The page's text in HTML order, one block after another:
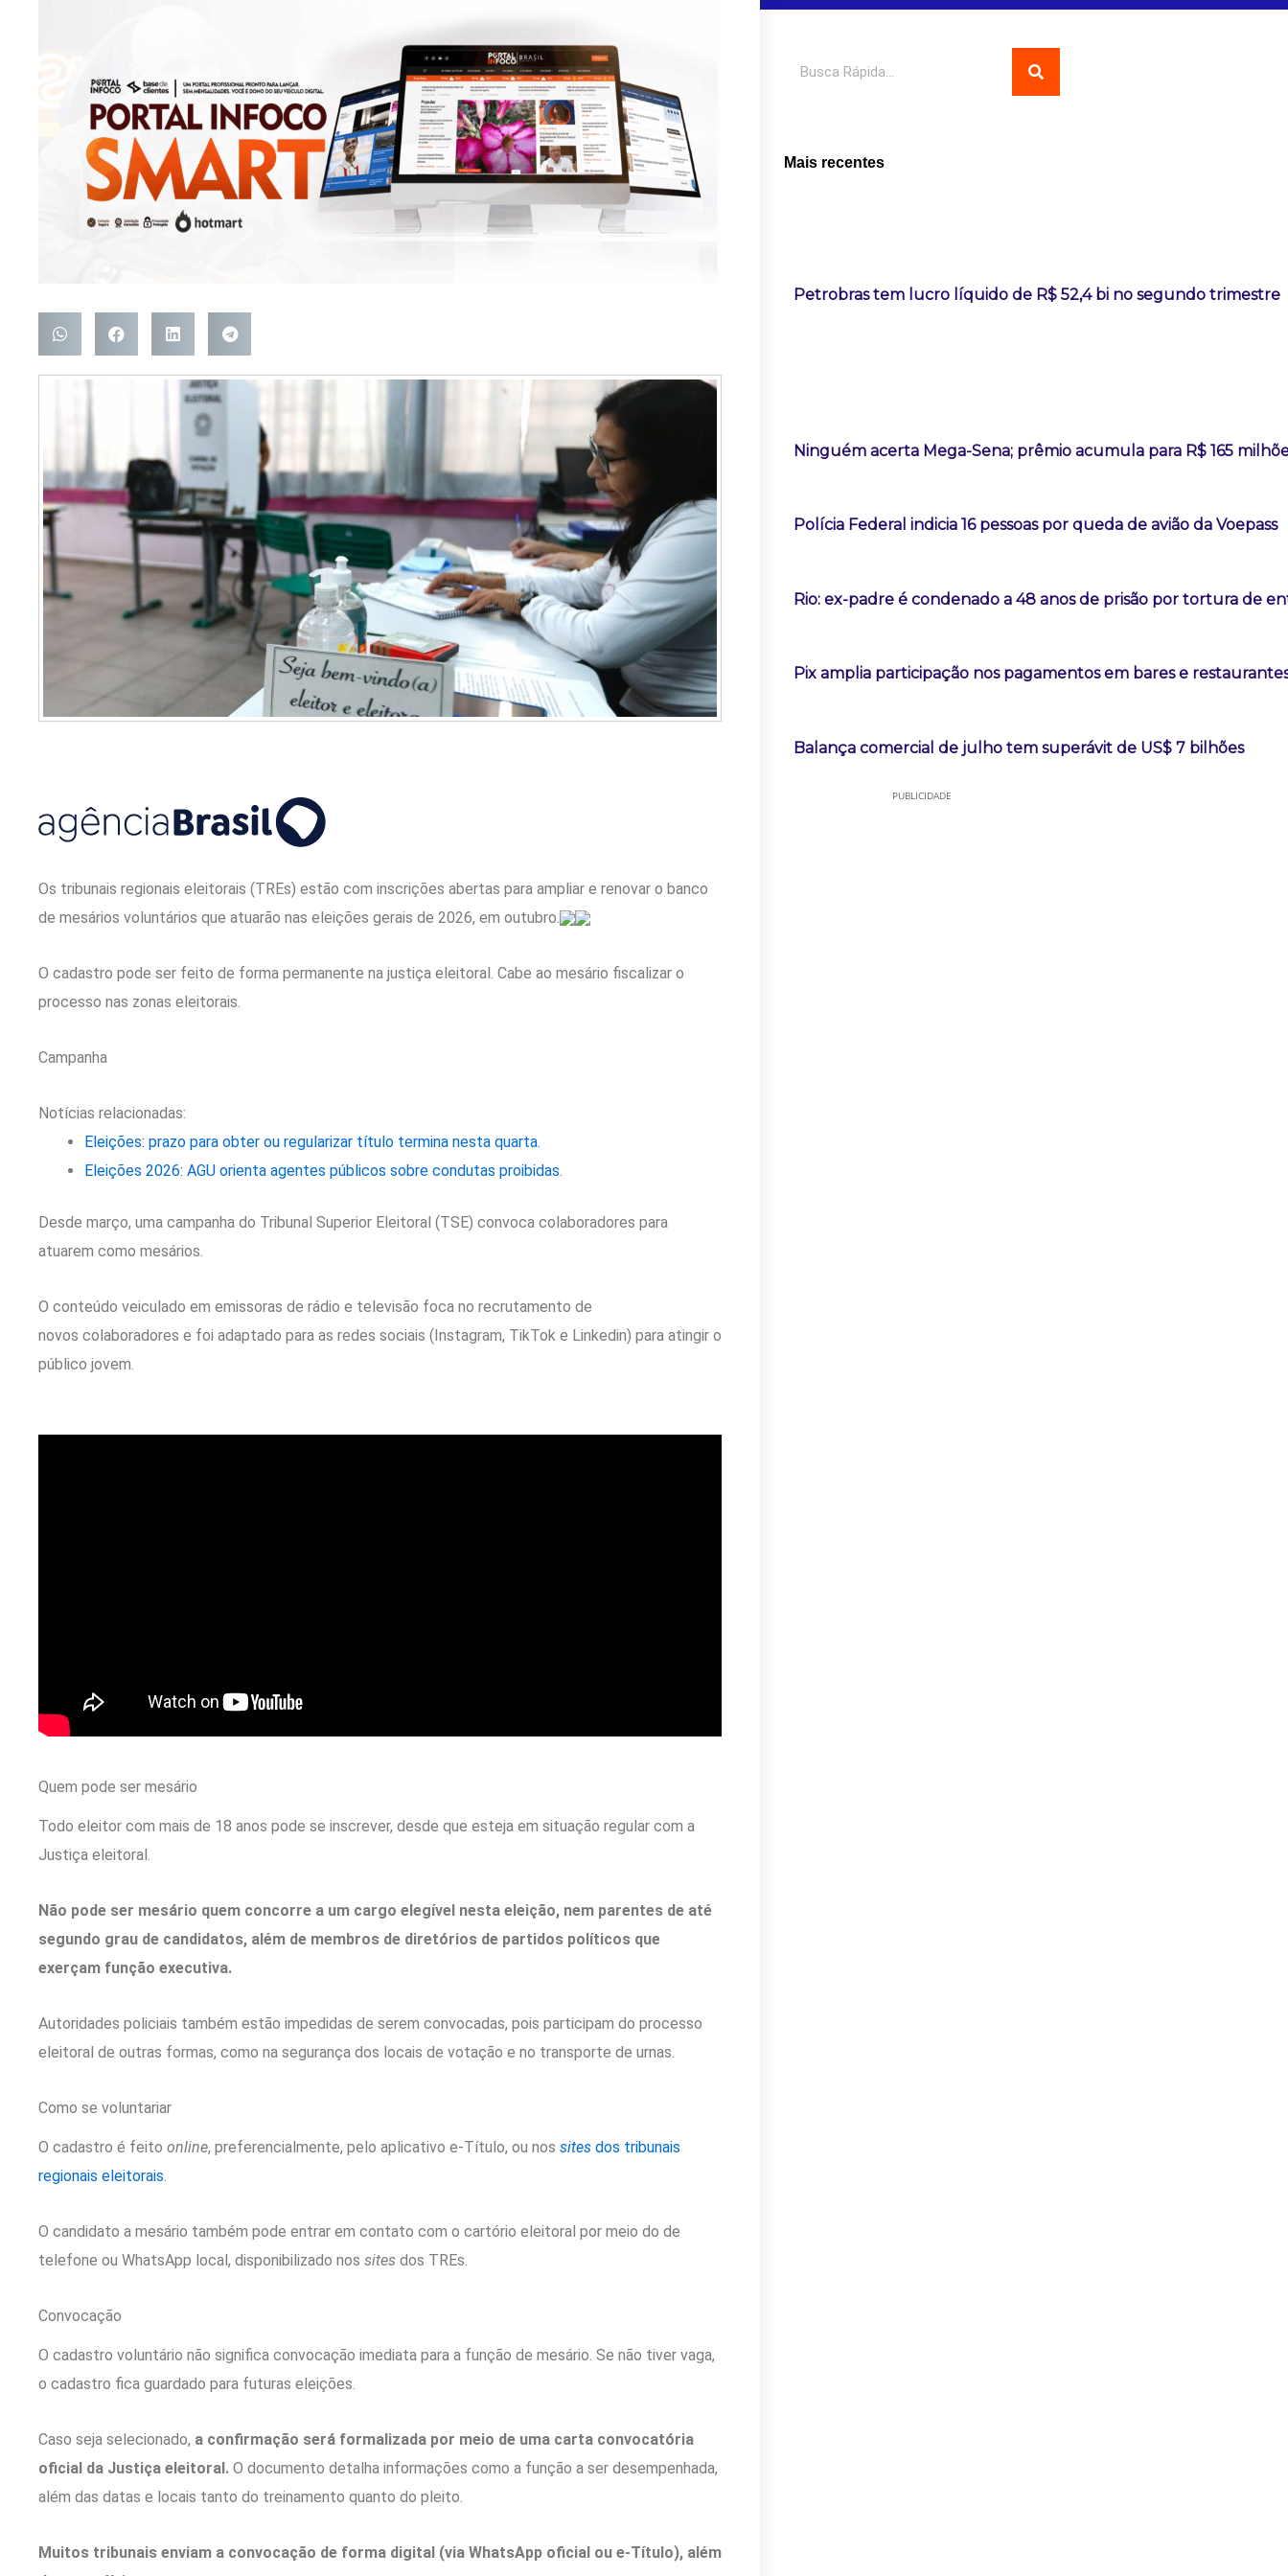
Os tribunais regionais eleitorais (TREs) estão com inscrições abertas para ampliar e renovar o banco
de mesários voluntários que atuarão nas eleições gerais de 2026, em outubro.
O cadastro pode ser feito de forma permanente na justiça eleitoral. Cabe ao mesário fiscalizar o
processo nas zonas eleitorais.
Campanha
Notícias relacionadas:
Eleições: prazo para obter ou regularizar título termina nesta quarta.
Eleições 2026: AGU orienta agentes públicos sobre condutas proibidas.
Desde março, uma campanha do Tribunal Superior Eleitoral (TSE) convoca colaboradores para
atuarem como mesários.
O conteúdo veiculado em emissoras de rádio e televisão foca no recrutamento de
novos colaboradores e foi adaptado para as redes sociais (Instagram, TikTok e Linkedin) para atingir o
público jovem.
Quem pode ser mesário
Todo eleitor com mais de 18 anos pode se inscrever, desde que esteja em situação regular com a
Justiça eleitoral.
Não pode ser mesário quem concorre a um cargo elegível nesta eleição, nem parentes de até
segundo grau de candidatos, além de membros de diretórios de partidos políticos que
exerçam função executiva.
Autoridades policiais também estão impedidas de serem convocadas, pois participam do processo
eleitoral de outras formas, como na segurança dos locais de votação e no transporte de urnas.
Como se voluntariar
O cadastro é feito online, preferencialmente, pelo aplicativo e-Título, ou nos sites dos tribunais
regionais eleitorais.
O candidato a mesário também pode entrar em contato com o cartório eleitoral por meio do de
telefone ou WhatsApp local, disponibilizado nos sites dos TREs.
Convocação
O cadastro voluntário não significa convocação imediata para a função de mesário. Se não tiver vaga,
o cadastro fica guardado para futuras eleições.
Caso seja selecionado, a confirmação será formalizada por meio de uma carta convocatória
oficial da Justiça eleitoral. O documento detalha informações como a função a ser desempenhada,
além das datas e locais tanto do treinamento quanto do pleito.
Muitos tribunais enviam a convocação de forma digital (via WhatsApp oficial ou e-Título), além
Mais recentes
Petrobras tem lucro líquido de R$ 52,4 bi no segundo trimestre
Ninguém acerta Mega-Sena; prêmio acumula para R$ 165
Polícia Federal indicia 16 pessoas por queda de avião da Voepass
Rio: ex-padre é condenado a 48 anos de prisão por tortura de
Pix amplia participação nos pagamentos em bares e
Balança comercial de julho tem superávit de US$ 7 bilhões
PUBLICIDADE